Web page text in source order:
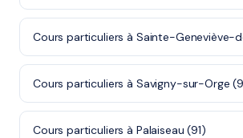
Cours particuliers à Sainte-Geneviève-
Cours particuliers à Savigny-sur-Orge
Cours particuliers à Palaiseau (91)